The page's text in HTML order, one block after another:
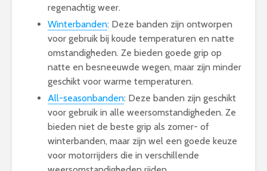
regenachtig weer.
Winterbanden: Deze banden zijn ontworpen
voor gebruik bij koude temperaturen en natte
omstandigheden. Ze bieden goede grip op
natte en besneeuwde wegen, maar zijn minder
geschikt voor warme temperaturen.
All-seasonbanden: Deze banden zijn geschikt
voor gebruik in alle weersomstandigheden. Ze
bieden niet de beste grip als zomer- of
winterbanden, maar zijn wel een goede keuze
voor motorrijders die in verschillende